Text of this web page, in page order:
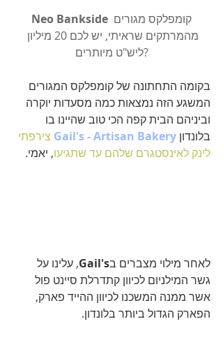
Neo Bankside
מהמרתקים שראיתי, יש לכם 20 מיליון
ליש"ט מיותרים?
בקומה התחתונה של קומפלקס המגורים
המשגע הזה נמצאות כמה מסעדות יוקרה
וביניהם הבית קפה הכי טוב שהיינו בו
בלונדון Gail's - Artisan Bakery צירפתי
לינק לאינסטגרם שלהם עד שתגיעו, יאמי.
לאחר מילוי מצברים בGail's, עלינו על
גשר המילניום לכיוון קתדרלת סיינט פול
אשר ממנה המשכנו לכיוון ההייד פארק,
הפארק הגדול ביותר בלונדון.